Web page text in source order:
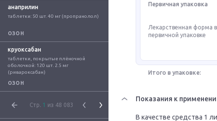
анаприлин
таблетки: 50 шт. 40 мг (пропранолол)
ОЗОН
круоксабан
таблетки, покрытые плёночной
оболочкой: 120 шт. 2.5 мг
(ривароксабан)
ОЗОН
Стр. 1 из 48 083
Первичная упаковка
Лекарственная форма
первичной упаковке
Итого в упаковке:
Показания к
В качестве средства 1